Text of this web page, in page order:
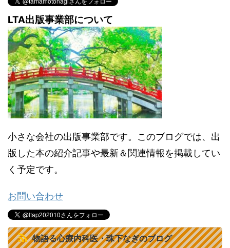
LTA出版事業部について
小さな会社の出版事業部です。このブログでは、出
版した本の紹介記事や最新＆関連情報を掲載してい
く予定です。
お問い合わせ
物語る心療内科医・珠下なぎのブログ